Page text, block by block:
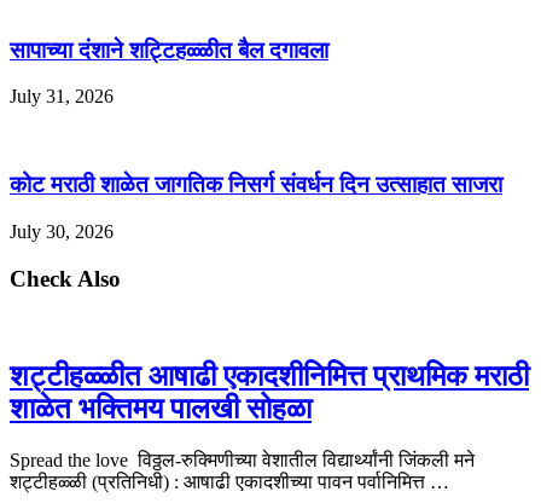
सापाच्या दंशाने शट्टिहळ्ळीत बैल दगावला
July 31, 2026
कोट मराठी शाळेत जागतिक निसर्ग संवर्धन दिन उत्साहात साजरा
July 30, 2026
Check Also
शट्टीहळ्ळीत आषाढी एकादशीनिमित्त प्राथमिक मराठी
शाळेत भक्तिमय पालखी सोहळा
Spread the love विठ्ठल-रुक्मिणीच्या वेशातील विद्यार्थ्यांनी जिंकली मने
शट्टीहळ्ळी (प्रतिनिधी) : आषाढी एकादशीच्या पावन पर्वानिमित्त …